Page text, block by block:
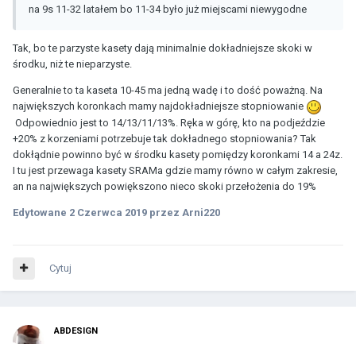
na 9s 11-32 latałem bo 11-34 było już miejscami niewygodne
Tak, bo te parzyste kasety dają minimalnie dokładniejsze skoki w
środku, niż te nieparzyste.
Generalnie to ta kaseta 10-45 ma jedną wadę i to dość poważną. Na
największych koronkach mamy najdokładniejsze stopniowanie
Odpowiednio jest to 14/13/11/13%. Ręka w górę, kto na podjeździe
+20% z korzeniami potrzebuje tak dokładnego stopniowania? Tak
dokłądnie powinno być w środku kasety pomiędzy koronkami 14 a 24z.
I tu jest przewaga kasety SRAMa gdzie mamy równo w całym zakresie,
an na największych powiększono nieco skoki przełożenia do 19%
Edytowane 2 Czerwca 2019 przez Arni220
Cytuj
ABDESIGN